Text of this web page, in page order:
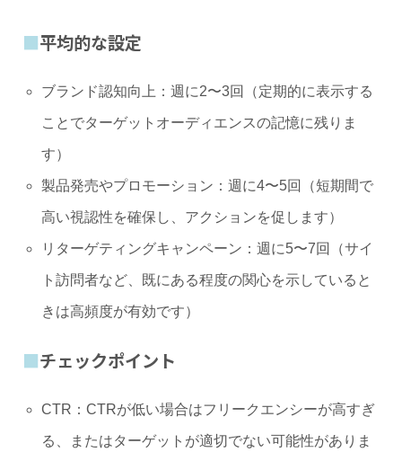
平均的な設定
ブランド認知向上：週に2〜3回（定期的に表示する
ことでターゲットオーディエンスの記憶に残りま
す）
製品発売やプロモーション：週に4〜5回（短期間で
高い視認性を確保し、アクションを促します）
リターゲティングキャンペーン：週に5〜7回（サイ
ト訪問者など、既にある程度の関心を示していると
きは高頻度が有効です）
チェックポイント
CTR：CTRが低い場合はフリークエンシーが高すぎ
る、またはターゲットが適切でない可能性がありま